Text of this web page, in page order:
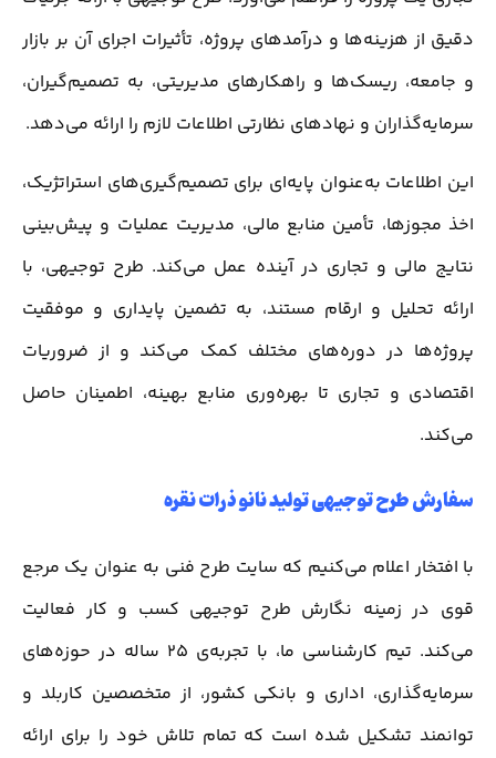
دقیق از هزینه‌ها و درآمدهای پروژه، تأثیرات اجرای آن بر بازار
و جامعه، ریسک‌ها و راهکارهای مدیریتی، به تصمیم‌گیران،
سرمایه‌گذاران و نهادهای نظارتی اطلاعات لازم را ارائه می‌دهد.
این اطلاعات به‌عنوان پایه‌ای برای تصمیم‌گیری‌های استراتژیک،
اخذ مجوزها، تأمین منابع مالی، مدیریت عملیات و پیش‌بینی
نتایج مالی و تجاری در آینده عمل می‌کند. طرح توجیهی، با
ارائه تحلیل و ارقام مستند، به تضمین پایداری و موفقیت
پروژه‌ها در دوره‌های مختلف کمک می‌کند و از ضروریات
اقتصادی و تجاری تا بهره‌وری منابع بهینه، اطمینان حاصل
می‌کند.
سفارش طرح توجیهی تولید نانو ذرات نقره
با افتخار اعلام می‌کنیم که سایت طرح فنی به عنوان یک مرجع
قوی در زمینه نگارش طرح توجیهی کسب و کار فعالیت
می‌کند. تیم کارشناسی ما، با تجربه‌ی 25 ساله در حوزه‌های
سرمایه‌گذاری، اداری و بانکی کشور، از متخصصین کاربلد و
توانمند تشکیل شده است که تمام تلاش خود را برای ارائه